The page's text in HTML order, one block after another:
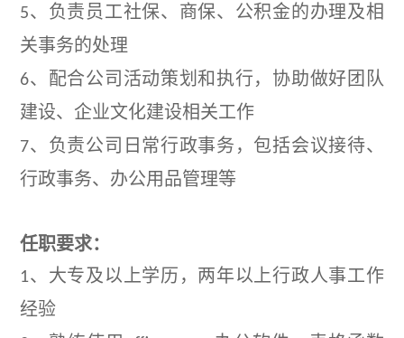
5、负责员工社保、商保、公积金的办理及相
关事务的处理
6、配合公司活动策划和执行，协助做好团队
建设、企业文化建设相关工作
7、负责公司日常行政事务，包括会议接待、
行政事务、办公用品管理等
任职要求：
1、大专及以上学历，两年以上行政人事工作
经验